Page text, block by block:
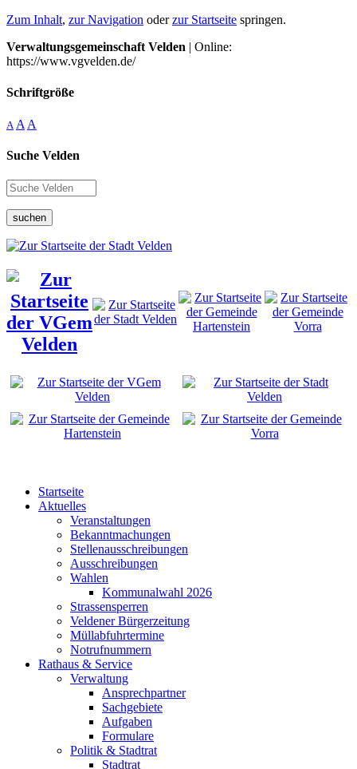
Zum Inhalt, zur Navigation oderzur Startseite springen.
Verwaltungsgemeinschaft Velden | Online:
https://www.vgvelden.de/
Schriftgröße
A A A
Suche Velden
suchen
Startseite
Aktuelles
Veranstaltungen
Bekanntmachungen
Stellenausschreibungen
Ausschreibungen
Wahlen
Kommunalwahl 2026
Strassensperren
Veldener Bürgerzeitung
Müllabfuhrtermine
Notrufnummern
Rathaus & Service
Verwaltung
Ansprechpartner
Sachgebiete
Aufgaben
Formulare
Politik & Stadtrat
Stadtrat